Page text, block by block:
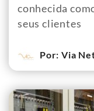
conhecida
seus clientes
Por: Via